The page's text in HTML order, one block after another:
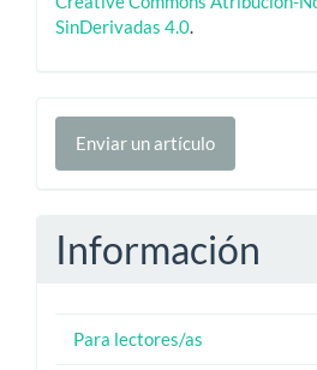
SinDerivadas 4.0.
Enviar
unEnviar un artículo
Información
Para lectores/as